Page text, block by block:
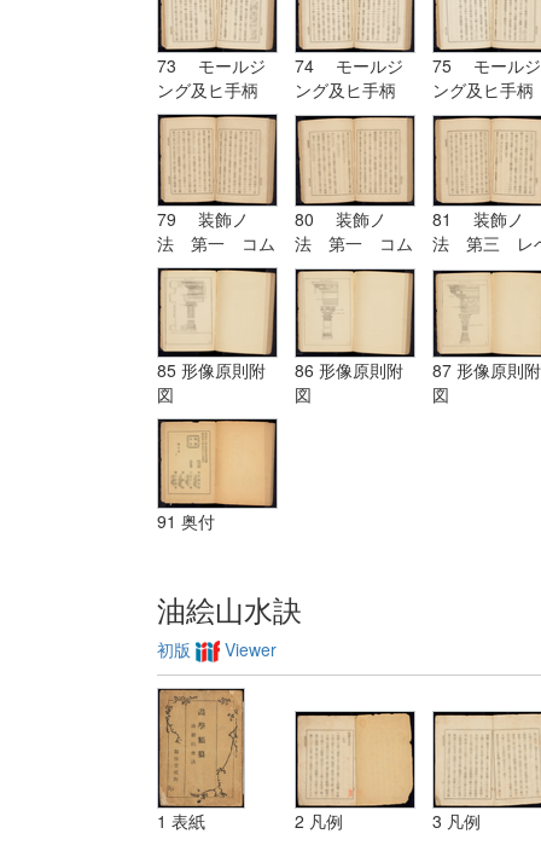
73 モールジ
ング及ヒ手柄
74 モールジ
ング及ヒ手柄
75 モールジ
ング及ヒ手柄
79 装飾ノ
法 第一 コム
プリケーション
及ヒコンヒユー
シヨン
80 装飾ノ
法 第一 コム
プリケーション
及ヒコンヒユー
シヨン| 装飾
ノ法 第二 ユ
ーリスミー|
装飾ノ法 第
三 レベチーシ
81 装飾ノ
法 第三 レ
チーシヨン|
装飾ノ法 第
四 アルテレ
シヨン
85 形像原則附
図
86 形像原則附
図
87 形像原則附
図
91 奥付
油絵山水訣
初版 Viewer
1 表紙 2 凡例 3 凡例